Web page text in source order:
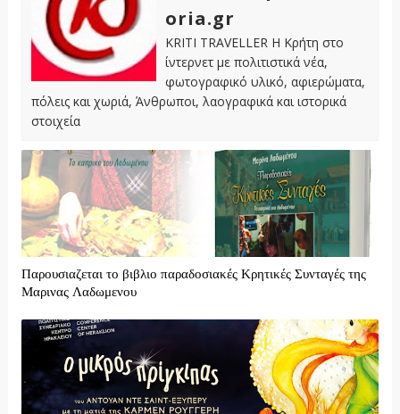
oria.gr
KRITI TRAVELLER Η Κρήτη στο
ίντερνετ με πολιτιστικά νέα,
φωτογραφικό υλικό, αφιερώματα,
πόλεις και χωριά, Άνθρωποι, λαογραφικά και ιστορικά
στοιχεία
Παρουσιαζεται το βιβλιο παραδοσιακές Κρητικές Συνταγές της
Μαρινας Λαδωμενου